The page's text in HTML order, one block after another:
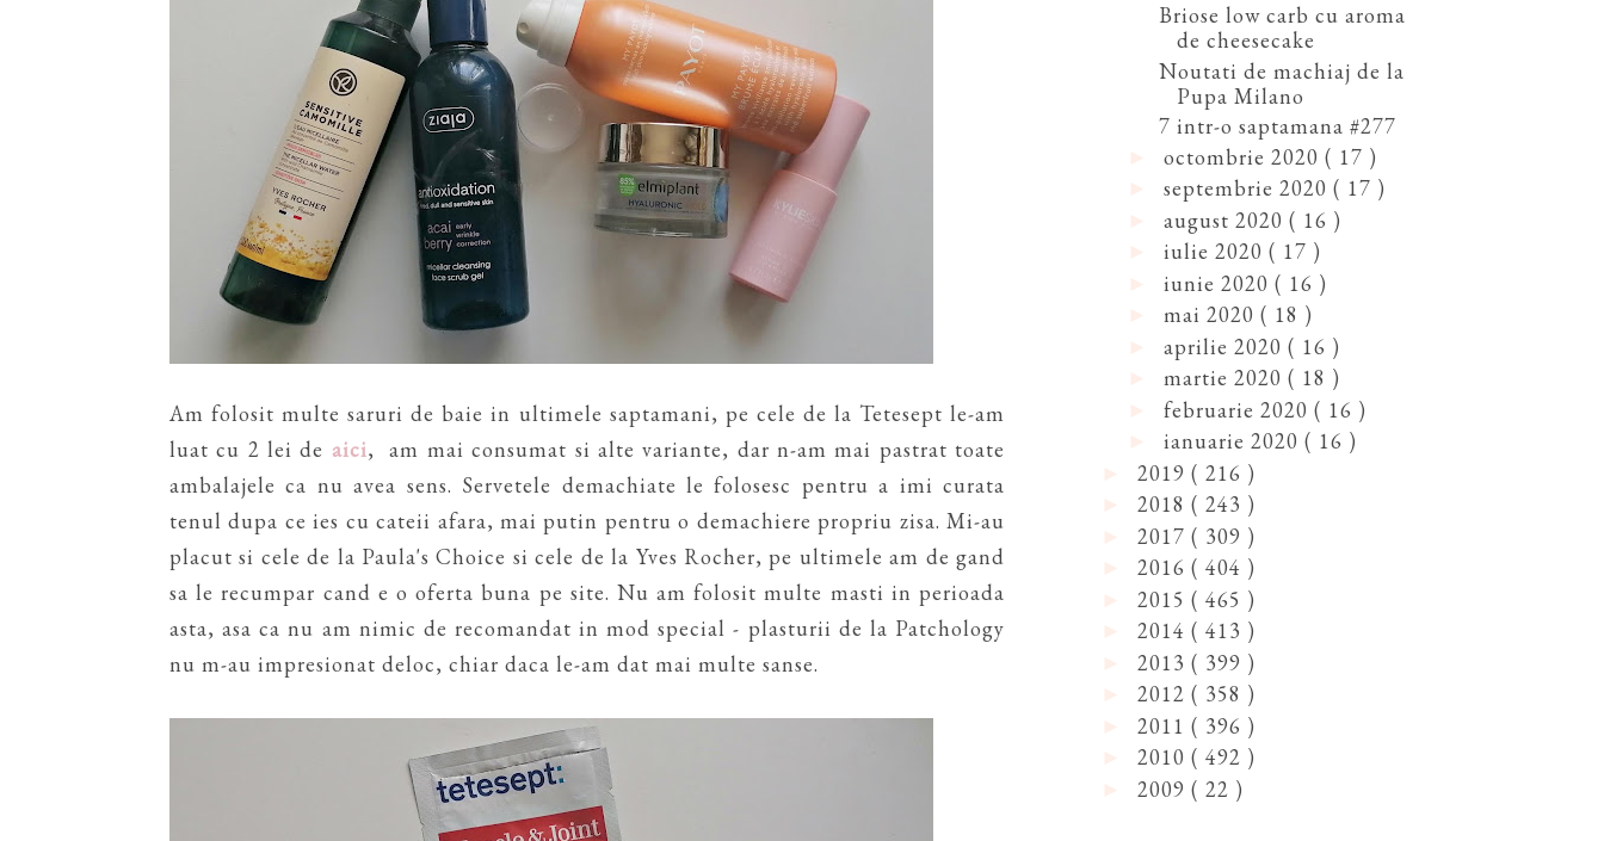
Am folosit multe saruri de baie in ultimele saptamani, pe cele de la Tetesept le-am
luat cu 2 lei de aici, am mai consumat si alte variante, dar n-am mai pastrat toate
ambalajele ca nu avea sens. Servetele demachiate le folosesc pentru a imi curata
tenul dupa ce ies cu cateii afara, mai putin pentru o demachiere propriu zisa. Mi-au
placut si cele de la Paula's Choice si cele de la Yves Rocher, pe ultimele am de gand
sa le recumpar cand e o oferta buna pe site. Nu am folosit multe masti in perioada
asta, asa ca nu am nimic de recomandat in mod special - plasturii de la Patchology
nu m-au impresionat deloc, chiar daca le-am dat mai multe sanse.
Briose low carb cu aroma
de cheesecake
Noutati de machiaj de la
Pupa Milano
7 intr-o saptamana #277
octombrie 2020 ( 17 )
septembrie 2020 ( 17 )
august 2020 ( 16 )
iulie 2020 ( 17 )
iunie 2020 ( 16 )
mai 2020 ( 18 )
aprilie 2020 ( 16 )
martie 2020 ( 18 )
februarie 2020 ( 16 )
ianuarie 2020 ( 16 )
2019 ( 216 )
2018 ( 243 )
2017 ( 309 )
2016 ( 404 )
2015 ( 465 )
2014 ( 413 )
2013 ( 399 )
2012 ( 358 )
2011 ( 396 )
2010 ( 492 )
2009 ( 22 )